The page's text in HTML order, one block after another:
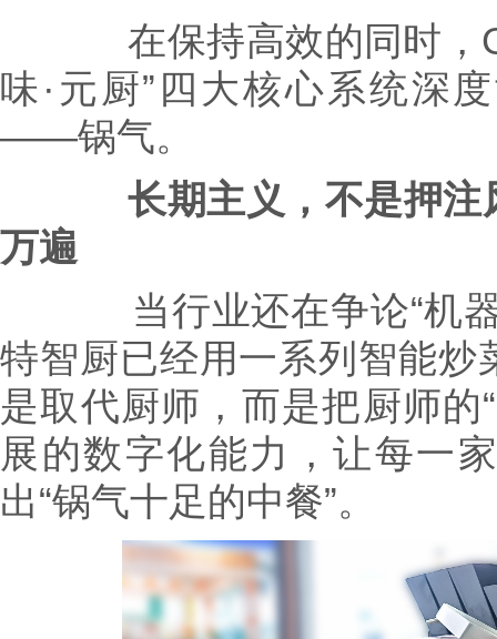
在保持高效的同时，G2
味·元厨”四大核心系统深
——锅气。
长期主义，不是押
万遍
当行业还在争论“机器
特智厨已经用一系列智能
是取代厨师，而是把厨师的
展的数字化能力，让每一
出“锅气十足的中餐”。